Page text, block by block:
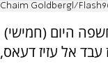
היום (חמישי)
אל עזיז דעאס,